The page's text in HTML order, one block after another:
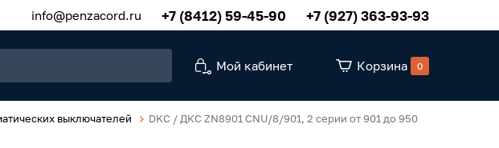
info@penzacord.ru +7 (8412) 59-45-90 +7 (927) 363-93-93
Мой кабинет Корзина 0
выключателей DKC / ДКС ZN8901 CNU/8/901, 2 серии от 901 до 950